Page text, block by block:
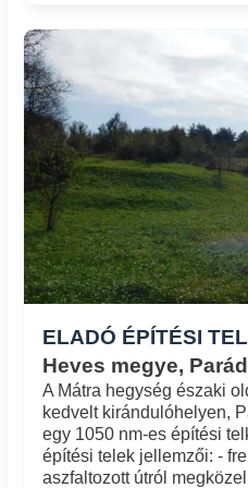
ELADÓ ÉPÍTÉSI
Heves megye, Parád
A Mátra hegység északi
kedvelt kirándulóhelyen,
egy 1050 nm-es építési
építési telek jellemzői: -
aszfaltozott útról